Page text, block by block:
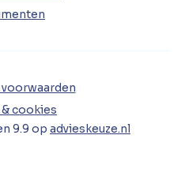
& cookies
9.9 op advieskeuze.nl